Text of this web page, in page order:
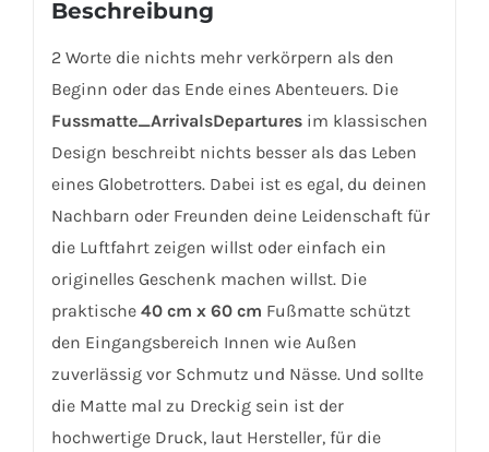
Beschreibung
2 Worte die nichts mehr verkörpern als den
Beginn oder das Ende eines Abenteuers. Die
Fussmatte_ArrivalsDeparturesim klassischen
Design beschreibt nichts besser als das Leben
eines Globetrotters. Dabei ist es egal, du deinen
Nachbarn oder Freunden deine Leidenschaft für
die Luftfahrt zeigen willst oder einfach ein
originelles Geschenk machen willst. Die
praktische 40 cm x 60 cm Fußmatte schützt
den Eingangsbereich Innen wie Außen
zuverlässig vor Schmutz und Nässe. Und sollte
die Matte mal zu Dreckig sein ist der
hochwertige Druck, laut Hersteller, für die